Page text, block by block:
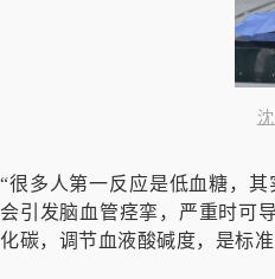
“很多人第一反应是低血糖，
会引发脑血管痉挛，严重时可
化碳，调节血液酸碱度，是标